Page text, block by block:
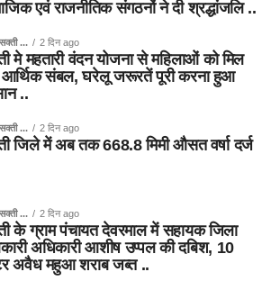
एवं राजनीतिक संगठनों ने दी श्रद्धांजलि ..
... 2 दिन ago
मे महतारी वंदन योजना से महिलाओं को मिल
आर्थिक संबल, घरेलू जरूरतें पूरी करना हुआ
..
... 2 दिन ago
जिले में अब तक 668.8 मिमी औसत वर्षा दर्ज
... 2 दिन ago
के ग्राम पंचायत देवरमाल में सहायक जिला
अधिकारी आशीष उप्पल की दबिश, 10
अवैध महुआ शराब जब्त ..